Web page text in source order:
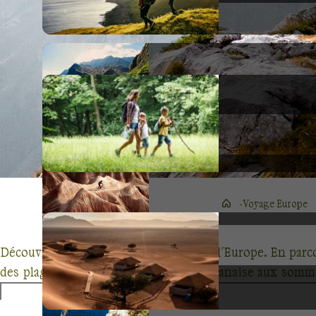
Voyage Europe
Découvrez l'Albanie, un joyau caché de l'Europe. En
des plages cristallines de la Riviera albanaise aux
comme celui de Llogara ou de Dajti, offrant des
de l'authenticité albanaise, des traditions locales aux